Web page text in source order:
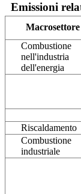
Emissioni
Macrosettore
Combustione
nell'industria
dell'energia
Riscaldamento
Combustione
industriale